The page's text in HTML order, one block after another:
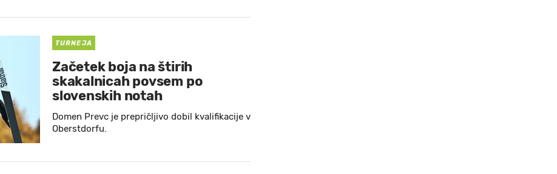
TURNEJA
Začetek boja na štirih
skakalnicah povsem po
slovenskih notah
Domen Prevc je prepričljivo dobil kvalifikacije v
Oberstdorfu.